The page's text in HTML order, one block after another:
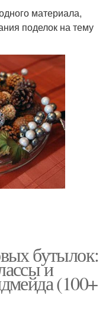
материала,
поделок на тему
бутылок:
и
(100+